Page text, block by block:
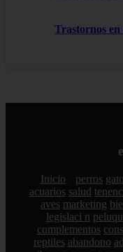
Trastornos en
Inicio perros
acuarios salud
aves marketing
legislaci n
complementos
reptiles abandono